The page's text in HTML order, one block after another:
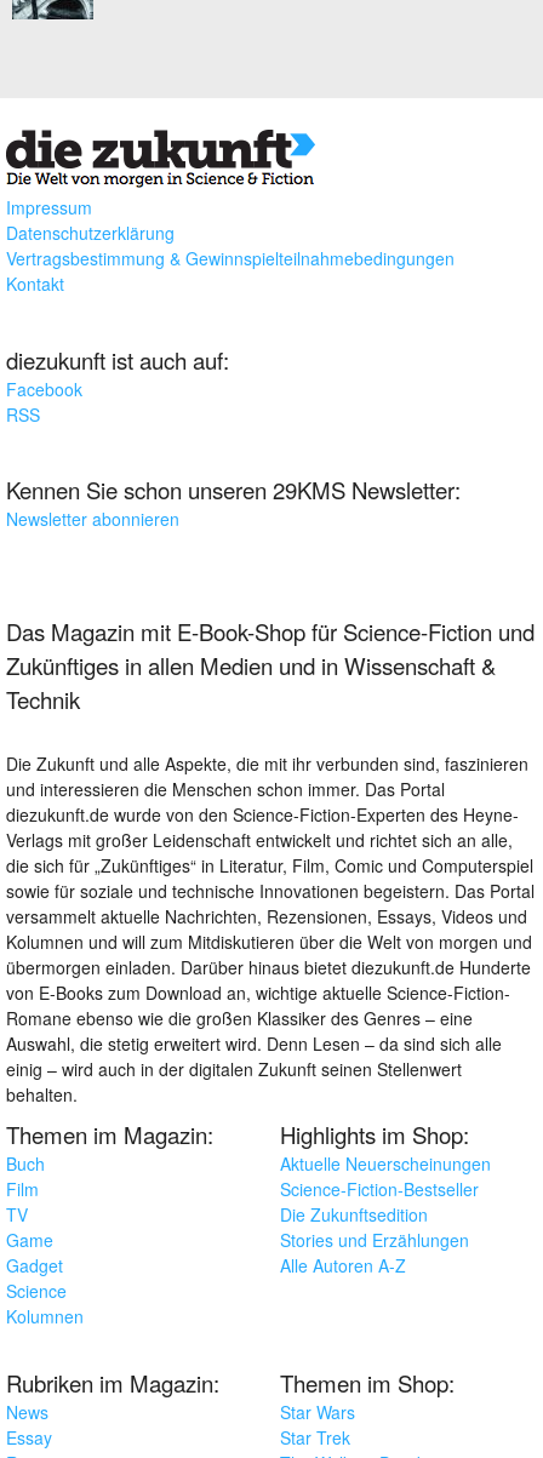
Impressum
Datenschutzerklärung
Vertragsbestimmung & Gewinnspielteilnahmebedingungen
Kontakt
diezukunft ist auch auf:
Facebook
RSS
Kennen Sie schon unseren 29KMS Newsletter:
Newsletter abonnieren
Das Magazin mit E-Book-Shop für Science-Fiction und
Zukünftiges in allen Medien und in Wissenschaft &
Technik
Die Zukunft und alle Aspekte, die mit ihr verbunden sind, faszinieren
und interessieren die Menschen schon immer. Das Portal
diezukunft.de wurde von den Science-Fiction-Experten des Heyne-
Verlags mit großer Leidenschaft entwickelt und richtet sich an alle,
die sich für „Zukünftiges“ in Literatur, Film, Comic und Computerspiel
sowie für soziale und technische Innovationen begeistern. Das Portal
versammelt aktuelle Nachrichten, Rezensionen, Essays, Videos und
Kolumnen und will zum Mitdiskutieren über die Welt von morgen und
übermorgen einladen. Darüber hinaus bietet diezukunft.de Hunderte
von E-Books zum Download an, wichtige aktuelle Science-Fiction-
Romane ebenso wie die großen Klassiker des Genres – eine
Auswahl, die stetig erweitert wird. Denn Lesen – da sind sich alle
einig – wird auch in der digitalen Zukunft seinen Stellenwert
behalten.
Themen im Magazin:
Buch
Film
TV
Game
Gadget
Science
Kolumnen
Highlights im Shop:
Aktuelle Neuerscheinungen
Science-Fiction-Bestseller
Die Zukunftsedition
Stories und Erzählungen
Alle Autoren A-Z
Rubriken im Magazin:
News
Essay
Themen im Shop:
Star Wars
Star Trek